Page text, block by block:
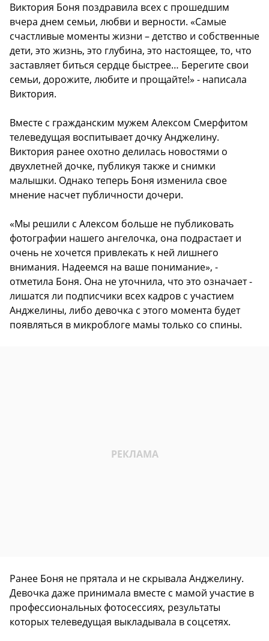
Виктория Боня поздравила всех с прошедшим
вчера днем семьи, любви и верности. «Самые
счастливые моменты жизни – детство и собственные
дети, это жизнь, это глубина, это настоящее, то, что
заставляет биться сердце быстрее… Берегите свои
семьи, дорожите, любите и прощайте!» - написала
Виктория.
Вместе с гражданским мужем Алексом Смерфитом
телеведущая воспитывает дочку Анджелину.
Виктория ранее охотно делилась новостями о
двухлетней дочке, публикуя также и снимки
малышки. Однако теперь Боня изменила свое
мнение насчет публичности дочери.
«Мы решили с Алексом больше не публиковать
фотографии нашего ангелочка, она подрастает и
очень не хочется привлекать к ней лишнего
внимания. Надеемся на ваше понимание», -
отметила Боня. Она не уточнила, что это означает -
лишатся ли подписчики всех кадров с участием
Анджелины, либо девочка с этого момента будет
появляться в микроблоге мамы только со спины.
Ранее Боня не прятала и не скрывала Анджелину.
Девочка даже принимала вместе с мамой участие в
профессиональных фотосессиях, результаты
которых телеведущая выкладывала в соцсетях.